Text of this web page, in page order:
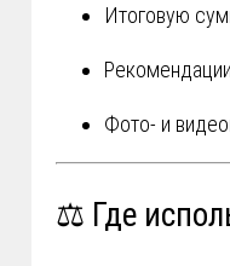
Итоговую
Фото- и
⚖️ Где